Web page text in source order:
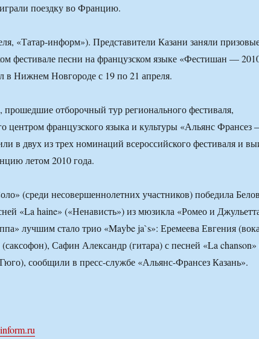
поездку во Францию.
«Татар-информ»). Представители Казани заняли
фестивале песни на французском языке «Фестишан —
в Нижнем Новгороде с 19 по 21 апреля.
отборочный тур регионального фестиваля,
центром французского языка и культуры «Альянс Франсез
в двух из трех номинаций всероссийского фестиваля и
летом 2010 года.
(среди несовершеннолетних участников) победила
«La haine» («Ненависть») из мюзикла «Ромео и
лучшим стало трио «Maybe ja`s»: Еремеева Евгения
Сафин Александр (гитара) с песней «La chanson»
сообщили в пресс-службе «Альянс-Франсез Казань».